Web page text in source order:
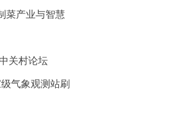
菜产业与智慧
关村论坛
气象观测站刷